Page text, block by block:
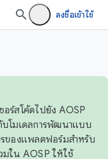
ลงชื่อเข้าใช้
ร์สโค้ดไปยัง AOSP
โมเดลการพัฒนาแบบ
ของแพลตฟอร์มสำหรับ
มใน AOSP ให้ใช้